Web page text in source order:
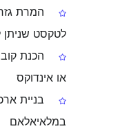
המרת
לטקסט
או אינדוקס
בניית
במלאיאלאם